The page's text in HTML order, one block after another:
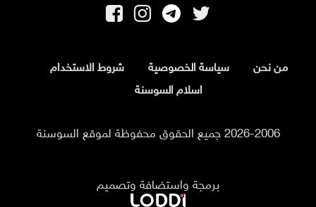
من نحن سياسة الخصوصية
شروط الاستخدام
اسلام السوسنة
2026-2006 جميع الحقوق محفوظة لموقع السوسنة
برمجة واستضافة وتصميم